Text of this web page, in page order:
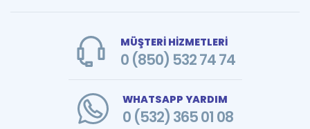
MÜŞTERİ HİZMETLERİ
0 (850) 532 74 74
WHATSAPP YARDIM
0 (532) 365 01 08